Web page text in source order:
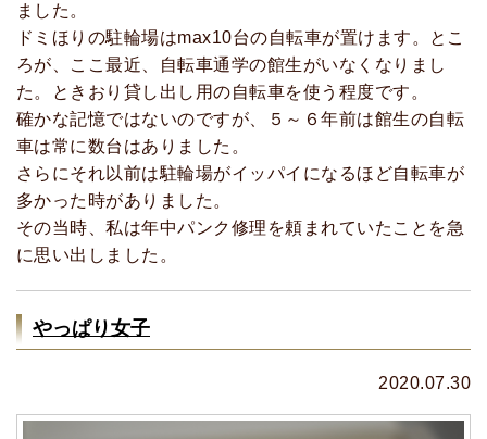
ました。
ドミほりの駐輪場はmax10台の自転車が置けます。とこ
ろが、ここ最近、自転車通学の館生がいなくなりまし
た。ときおり貸し出し用の自転車を使う程度です。
確かな記憶ではないのですが、５～６年前は館生の自転
車は常に数台はありました。
さらにそれ以前は駐輪場がイッパイになるほど自転車が
多かった時がありました。
その当時、私は年中パンク修理を頼まれていたことを急
に思い出しました。
やっぱり女子
2020.07.30